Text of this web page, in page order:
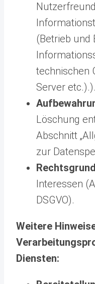
(Betrieb und
technischen
Server
Löschung
Abschnitt
zur
Interessen
DSGVO).
Weitere
Diensten: